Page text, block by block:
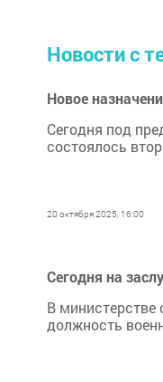
Новости с
Новое
Сегодня под
состоялось
20 октября 2025, 16:00
Сегодня на
В
должность